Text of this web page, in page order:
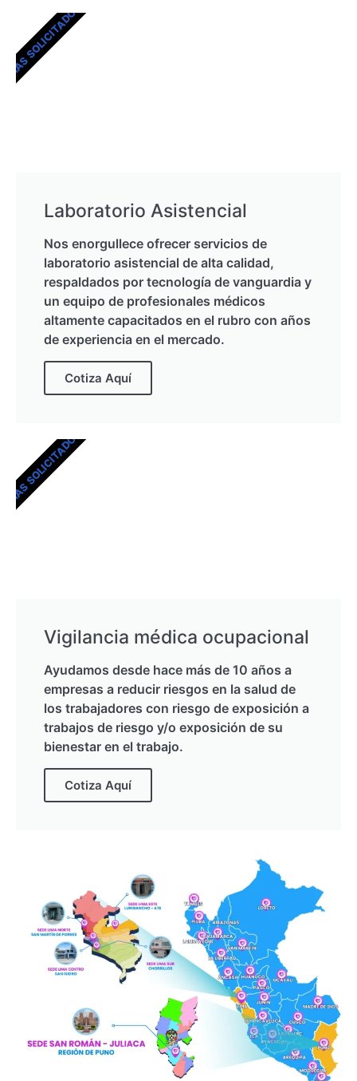
Laboratorio Asistencial
Nos enorgullece ofrecer servicios de
laboratorio asistencial de alta calidad,
respaldados por tecnología de vanguardia y
un equipo de profesionales médicos
altamente capacitados en el rubro con años
de experiencia en el mercado.
Cotiza Aquí
MÁS SOLICITADOS
Vigilancia médica ocupacional
Ayudamos desde hace más de 10 años a
empresas a reducir riesgos en la salud de
los trabajadores con riesgo de exposición a
trabajos de riesgo y/o exposición de su
bienestar en el trabajo.
Cotiza Aquí
MÁS SOLICITADOS